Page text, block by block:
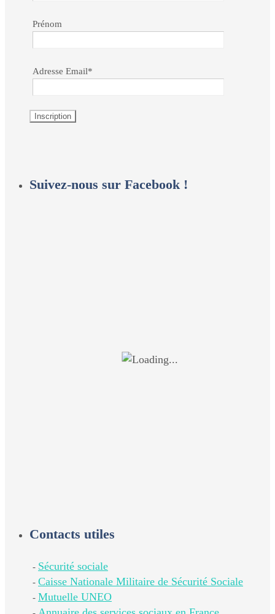
Prénom
Adresse Email*
Suivez-nous sur Facebook !
Contacts utiles
- Sécurité sociale
- Caisse Nationale Militaire de Sécurité Sociale
- Mutuelle UNEO